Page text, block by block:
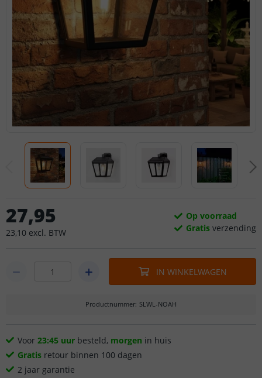
27,95
23,10 excl. BTW
Op voorraad
Gratis verzending
IN WINKELWAGEN
Productnummer: SLWL-NOAH
Voor 23:45 uur besteld, morgen in huis
Gratis retour binnen 100 dagen
2 jaar garantie